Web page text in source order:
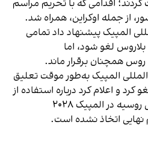
اقدامی که با تحریم مراسم
از جمله اوکراین، همراه شد.
المپیک پیشنهاد داد تمامی
لغو شود، اما
همچنان برقرار ماند.
المپیک به‌طور موقت تعلیق
کرد و اعلام کرد درباره استفاده از
پرچم، رنگ‌ها و سرود ملی روسیه در المپیک ۲۰۲۸
اتخاذ نشده است.